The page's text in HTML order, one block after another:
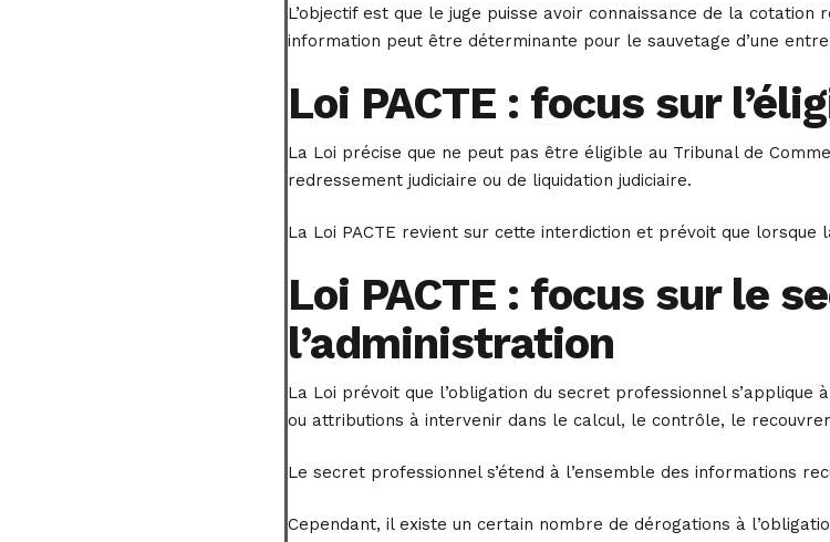
L’objectif est que le juge puisse avoir connaissance de la
information peut être déterminante pour le sauvetage d’une
Loi PACTE : focus sur
La Loi précise que ne peut pas être éligible au Tribunal de
redressement judiciaire ou de liquidation judiciaire.
La Loi PACTE revient sur cette interdiction et prévoit que
Loi PACTE : focus sur le
l’administration
La Loi prévoit que l’obligation du secret professionnel
ou attributions à intervenir dans le calcul, le contrôle, le
Le secret professionnel s’étend à l’ensemble des informations
Cependant, il existe un certain nombre de dérogations à